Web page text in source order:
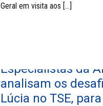
Geral em visita aos […]
Especialistas da
analisam os
Lúcia no TSE,